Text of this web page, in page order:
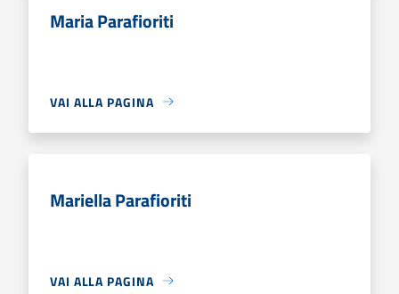
Maria Parafioriti
VAI ALLA PAGINA
Mariella Parafioriti
VAI ALLA PAGINA